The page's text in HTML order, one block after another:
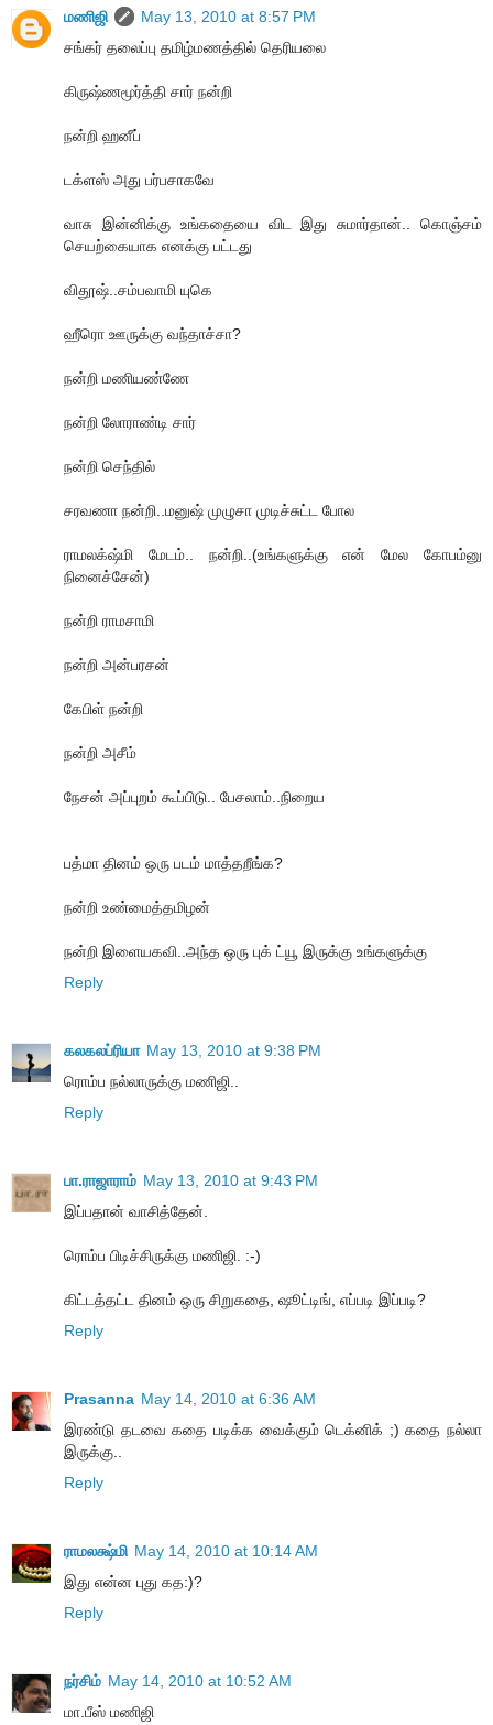
மணிஜி
May 13, 2010 at 8:57 PM
சங்கர் தலைப்பு தமிழ்மணத்தில் தெரியலை
கிருஷ்ணமூர்த்தி சார் நன்றி
நன்றி ஹனீப்
டக்ளஸ் அது பர்பசாகவே
வாசு இன்னிக்கு உங்கதையை விட இது சுமார்தான்.. கொஞ்சம்
செயற்கையாக எனக்கு பட்டது
விதூஷ்..சம்பவாமி யுகெ
ஹீரொ ஊருக்கு வந்தாச்சா?
நன்றி மணியண்ணே
நன்றி லோராண்டி சார்
நன்றி செந்தில்
சரவணா நன்றி..மனுஷ் முழுசா முடிச்சுட்ட போல
ராமலக்‌ஷ்மி மேடம்.. நன்றி..(உங்களுக்கு என் மேல கோபம்னு
நினைச்சேன்)
நன்றி ராமசாமி
நன்றி அன்பரசன்
கேபிள் நன்றி
நன்றி அசீம்
நேசன் அப்புறம் கூப்பிடு.. பேசலாம்..நிறைய
பத்மா தினம் ஒரு படம் மாத்தறீங்க?
நன்றி உண்மைத்தமிழன்
நன்றி இளையகவி..அந்த ஒரு புக் ட்யூ இருக்கு உங்களுக்கு
Reply
கலகலப்ரியா May 13, 2010 at 9:38 PM
ரொம்ப நல்லாருக்கு மணிஜி..
Reply
பா.ராஜாராம் May 13, 2010 at 9:43 PM
இப்பதான் வாசித்தேன்.
ரொம்ப பிடிச்சிருக்கு மணிஜி. :-)
கிட்டத்தட்ட தினம் ஒரு சிறுகதை, ஷூட்டிங், எப்படி இப்படி?
Reply
Prasanna May 14, 2010 at 6:36 AM
இரண்டு தடவை கதை படிக்க வைக்கும் டெக்னிக் ;) கதை நல்லா
இருக்கு..
Reply
ராமலக்ஷ்மி May 14, 2010 at 10:14 AM
இது என்ன புது கத:)?
Reply
நர்சிம் May 14, 2010 at 10:52 AM
மா.பீஸ் மணிஜி